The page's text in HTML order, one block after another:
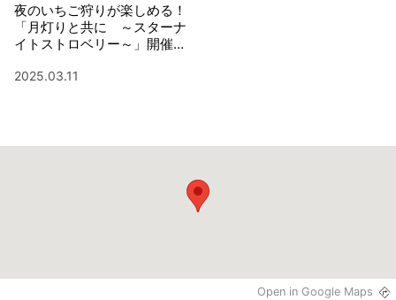
夜のいちご狩りが楽しめる！
「月灯りと共に ～スターナ
イトストロベリー～」開催
2025.03.11
Open in Google Maps